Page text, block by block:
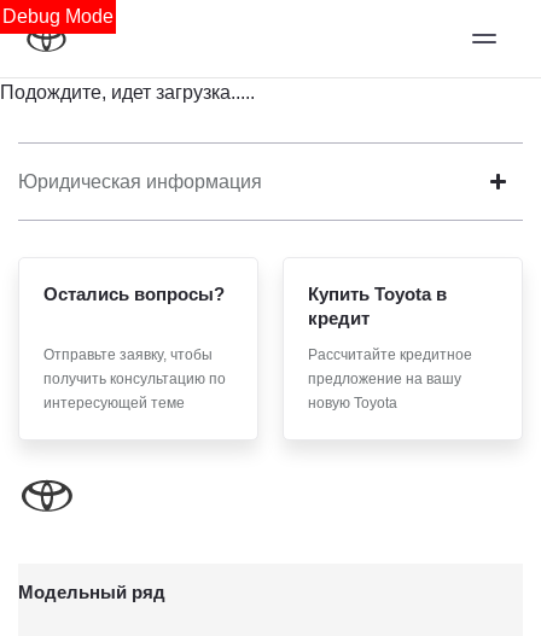
Debug Mode
Подождите, идет загрузка.....
Юридическая информация
Остались вопросы?
Отправьте заявку, чтобы
получить консультацию по
интересующей теме
Купить Toyota в
кредит
Рассчитайте кредитное
предложение на вашу
новую Toyota
Модельный ряд